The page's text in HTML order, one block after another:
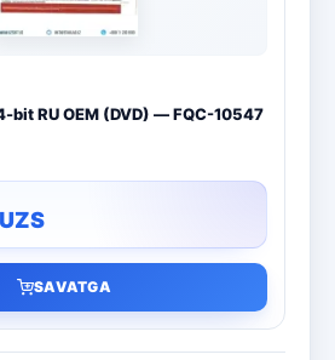
bit RU OEM (DVD) — FQC-10547
UZS
SAVATGA